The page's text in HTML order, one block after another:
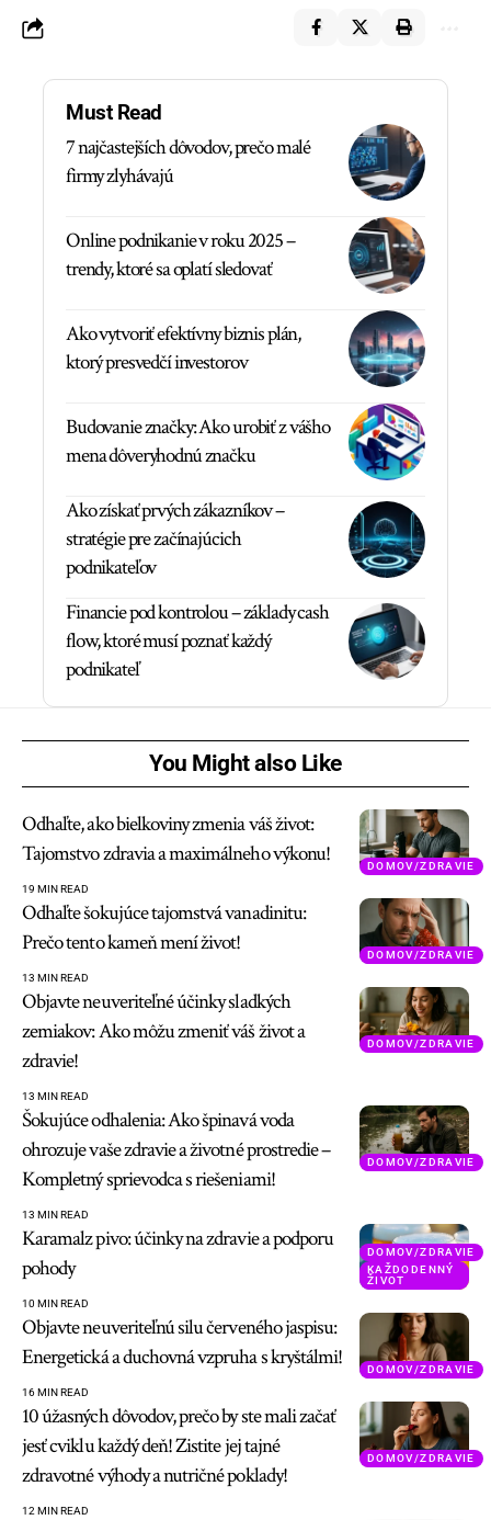
Must Read
7 najčastejších dôvodov, prečo malé
firmy zlyhávajú
Online podnikanie v roku 2025 –
trendy, ktoré sa oplatí sledovať
Ako vytvoriť efektívny biznis plán,
ktorý presvedčí investorov
Budovanie značky: Ako urobiť z vášho
mena dôveryhodnú značku
Ako získať prvých zákazníkov –
stratégie pre začínajúcich
podnikateľov
Financie pod kontrolou – základy cash
flow, ktoré musí poznať každý
podnikateľ
You Might also Like
DOMOV/ZDRAVIE
Odhaľte, ako bielkoviny zmenia váš život:
Tajomstvo zdravia a maximálneho výkonu!
19 MIN READ
DOMOV/ZDRAVIE
Odhaľte šokujúce tajomstvá vanadinitu:
Prečo tento kameň mení život!
13 MIN READ
DOMOV/ZDRAVIE
Objavte neuveriteľné účinky sladkých
zemiakov: Ako môžu zmeniť váš život a
zdravie!
13 MIN READ
DOMOV/ZDRAVIE
Šokujúce odhalenia: Ako špinavá voda
ohrozuje vaše zdravie a životné prostredie –
Kompletný sprievodca s riešeniami!
13 MIN READ
DOMOV/ZDRAVIE
KAŽDODENNÝ
ŽIVOT
Karamalz pivo: účinky na zdravie a podporu
pohody
10 MIN READ
DOMOV/ZDRAVIE
Objavte neuveriteľnú silu červeného jaspisu:
Energetická a duchovná vzpruha s kryštálmi!
16 MIN READ
DOMOV/ZDRAVIE
10 úžasných dôvodov, prečo by ste mali začať
jesť cviklu každý deň! Zistite jej tajné
zdravotné výhody a nutričné poklady!
12 MIN READ